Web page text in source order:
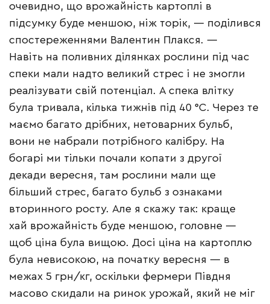
очевидно, що врожайність картоплі в
підсумку буде меншою, ніж торік, — поділився
спостереженнями Валентин Плакся. —
Навіть на поливних ділянках рослини під час
спеки мали надто великий стрес і не змогли
реалізувати свій потенціал. А спека влітку
була тривала, кілька тижнів під 40 °С. Через те
маємо багато дрібних, нетоварних бульб,
вони не набрали потрібного калібру. На
богарі ми тільки почали копати з другої
декади вересня, там рослини мали ще
більший стрес, багато бульб з ознаками
вторинного росту. Але я скажу так: краще
хай врожайність буде меншою, головне —
щоб ціна була вищою. Досі ціна на картоплю
була невисокою, на початку вересня — в
межах 5 грн/кг, оскільки фермери Півдня
масово скидали на ринок урожай, який не міг